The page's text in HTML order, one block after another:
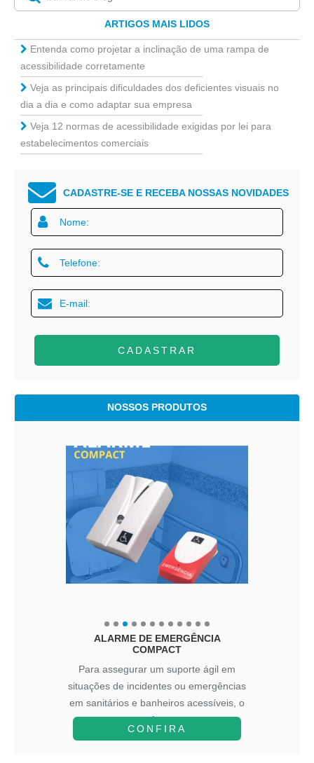
ARTIGOS MAIS LIDOS
Entenda como projetar a inclinação de uma rampa de
acessibilidade corretamente
Veja as principais dificuldades dos deficientes visuais no
dia a dia e como adaptar sua empresa
Veja 12 normas de acessibilidade exigidas por lei para
estabelecimentos comerciais
CADASTRE-SE E RECEBA NOSSAS NOVIDADES
CADASTRAR
NOSSOS PRODUTOS
ALARME DE EMERGÊNCIA
COMPACT
Para assegurar um suporte ágil em
situações de incidentes ou emergências
em sanitários e banheiros acessíveis, o
A...
CONFIRA